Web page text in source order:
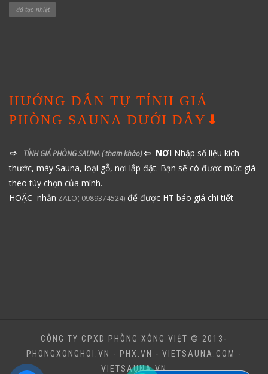
đá tạo nhiệt
HƯỚNG DẪN TỰ TÍNH GIÁ
PHÒNG SAUNA DƯỚI ĐÂY⬇
⇨ TÍNH GIÁ PHÒNG SAUNA( tham khảo)⇦ NƠI Nhập số liệu kích
thước, máy Sauna, loại gỗ, nơi lắp đặt. Bạn sẽ có được mức giá
theo tùy chọn của mình.
HOẶC nhắn ZALO( 0989374524) để được HT báo giá chi tiết
CÔNG TY CPXD PHÒNG XÔNG VIỆT © 2013-
PHONGXONGHOI.VN - PHX.VN - VIETSAUNA.COM -
VIETSAUNA.VN